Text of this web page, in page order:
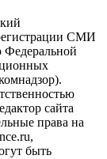
СМИ
сайта
права на
быть